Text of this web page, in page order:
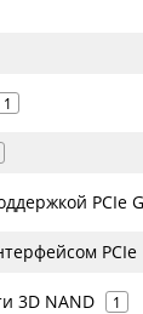
1
PCIe
PCIe
3D NAND 1